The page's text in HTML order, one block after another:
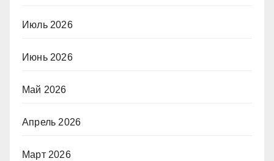
Июль 2026
Июнь 2026
Май 2026
Апрель 2026
Март 2026